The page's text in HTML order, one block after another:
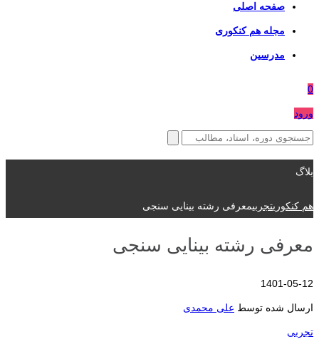
صفحه اصلی
مجله هم کنکوری
مدرسین
0
ورود
بلاگ
هم کنکوریتجربیمعرفی رشته بینایی سنجی
معرفی رشته بینایی سنجی
1401-05-12
ارسال شده توسط علی محمدی
تجربی